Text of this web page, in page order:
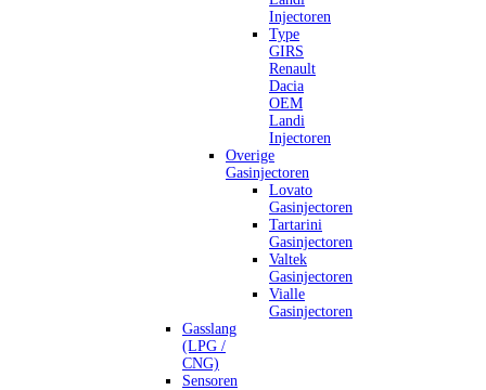
Injectoren
Type
GIRS
Renault
Dacia
OEM
Landi
Injectoren
Overige
Gasinjectoren
Lovato
Gasinjectoren
Tartarini
Gasinjectoren
Valtek
Gasinjectoren
Vialle
Gasinjectoren
Gasslang
(LPG /
CNG)
Sensoren